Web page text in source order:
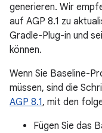
generieren. Wir
auf AGP 8.1 zu
Gradle-Plug-in und
können.
Wenn Sie Baseline-
müssen, sind die
AGP 8.1, mit den
Fügen Sie das